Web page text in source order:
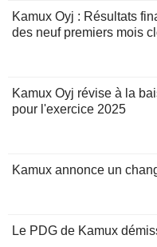
Kamux Oyj : Résultats
des neuf premiers mois
Kamux Oyj révise à la
pour l'exercice 2025
Kamux annonce un
Le PDG de Kamux